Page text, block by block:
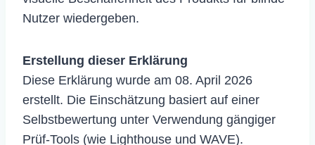
Nutzer wiedergeben.
Erstellung dieser Erklärung
Diese Erklärung wurde am 08. April 2026
erstellt. Die Einschätzung basiert auf einer
Selbstbewertung unter Verwendung gängiger
Prüf-Tools (wie Lighthouse und WAVE).